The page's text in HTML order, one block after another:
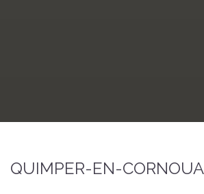
QUIMPER-EN-